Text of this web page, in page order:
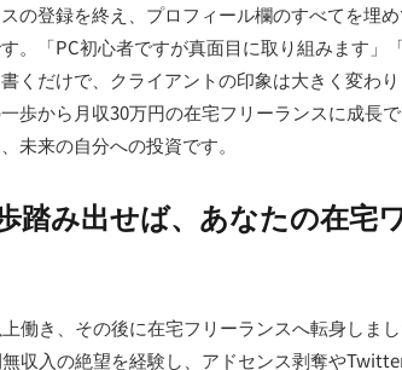
の登録を終え、プロフィール欄のすべてを埋
す。「PC初心者ですが真面目に取り組みます」
くだけで、クライアントの印象は大きく変わ
歩から月収30万円の在宅フリーランスに成長
未来の自分への投資です。
踏み出せば、あなたの在宅
働き、その後に在宅フリーランスへ転身しま
収入の絶望を経験し、アドセンス剥奪や